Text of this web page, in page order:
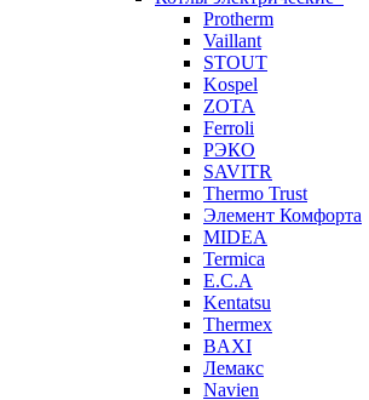
Protherm
Vaillant
STOUT
Kospel
ZOTA
Ferroli
РЭКО
SAVITR
Thermo Trust
Элемент Комфорта
MIDEA
Termica
E.C.A
Kentatsu
Thermex
BAXI
Лемакс
Navien